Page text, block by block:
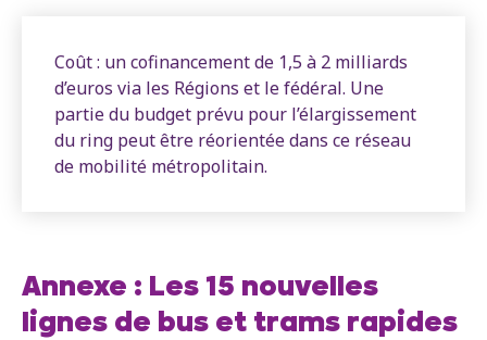
Coût : un cofinancement de 1,5 à 2 milliards
d’euros via les Régions et le fédéral. Une
partie du budget prévu pour l’élargissement
du ring peut être réorientée dans ce réseau
de mobilité métropolitain.
Annexe : Les 15 nouvelles
lignes de bus et trams rapides